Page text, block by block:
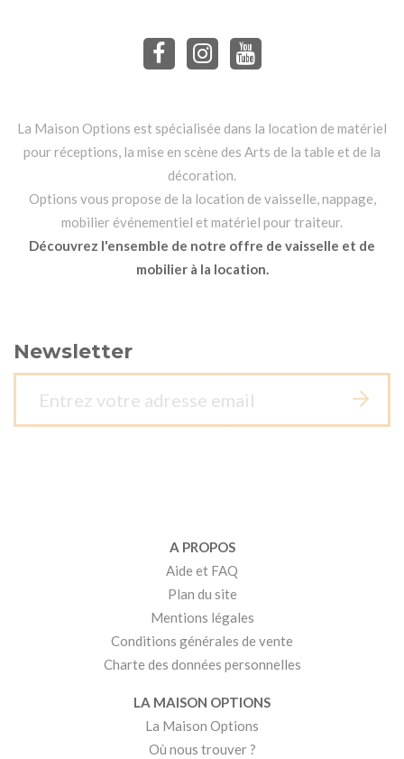
La Maison Options est spécialisée dans la location de matériel
pour réceptions, la mise en scène des Arts de la table et de la
décoration.
Options vous propose de la location de vaisselle, nappage,
mobilier événementiel et matériel pour traiteur.
Découvrez l'ensemble de notre offre de vaisselle et de
mobilier à la location.
Newsletter
A PROPOS
Aide et FAQ
Plan du site
Mentions légales
Conditions générales de vente
Charte des données personnelles
LA MAISON OPTIONS
La Maison Options
Où nous trouver ?